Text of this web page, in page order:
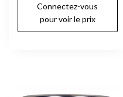
Connectez-vous
pour voir le prix